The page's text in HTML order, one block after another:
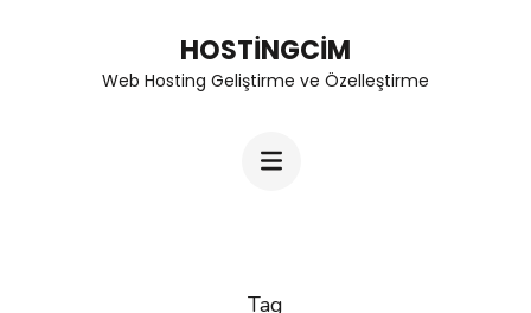
HOSTINGCIM
Web Hosting Geliştirme ve Özelleştirme
Tag